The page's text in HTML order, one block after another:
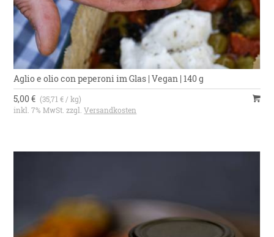
Aglio e olio con peperoni im Glas | Vegan | 140 g
5,00 € (35,71 € / kg)
inkl. 7% MwSt. zzgl.Versandkosten